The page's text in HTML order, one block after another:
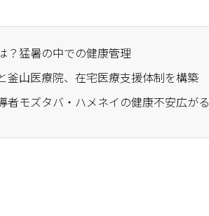
？猛暑の中での健康管理
釜山医療院、在宅医療支援体制を構築
者モズタバ・ハメネイの健康不安広がる